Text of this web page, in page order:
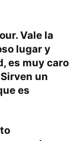
Vale la
lugar y
es muy caro
Sirven un
es